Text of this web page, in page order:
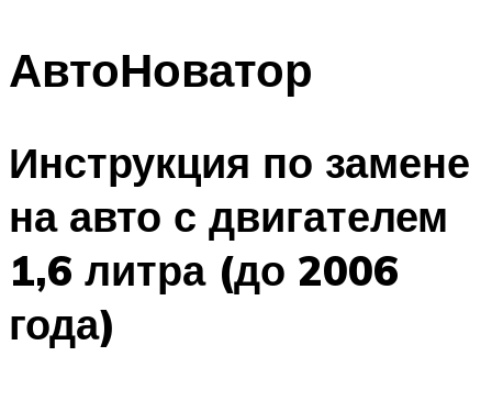
АвтоНоватор
Инструкция по замене
на авто с двигателем
1,6 литра (до 2006
года)